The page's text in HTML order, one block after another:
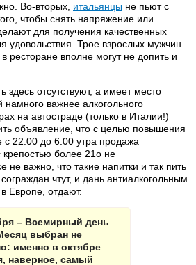
Во-вторых, итальянцы не пьют с
чтобы снять напряжение или
для получения качественных
удовольствия. Трое взрослых мужчин
ресторане вполне могут не допить и
здесь отсутствуют, а имеет место
важнее алкогольного
на автостраде (только в Италии!)
объявление, что с целью повышения
с 22.00 до 6.00 утра продажа
крепостью более 21о не
не важно, что такие напитки и так пить
чтут, и дань антиалкогольным
Европе, отдают.
– Всемирный день
выбран не
именно в октябре
наверное, самый